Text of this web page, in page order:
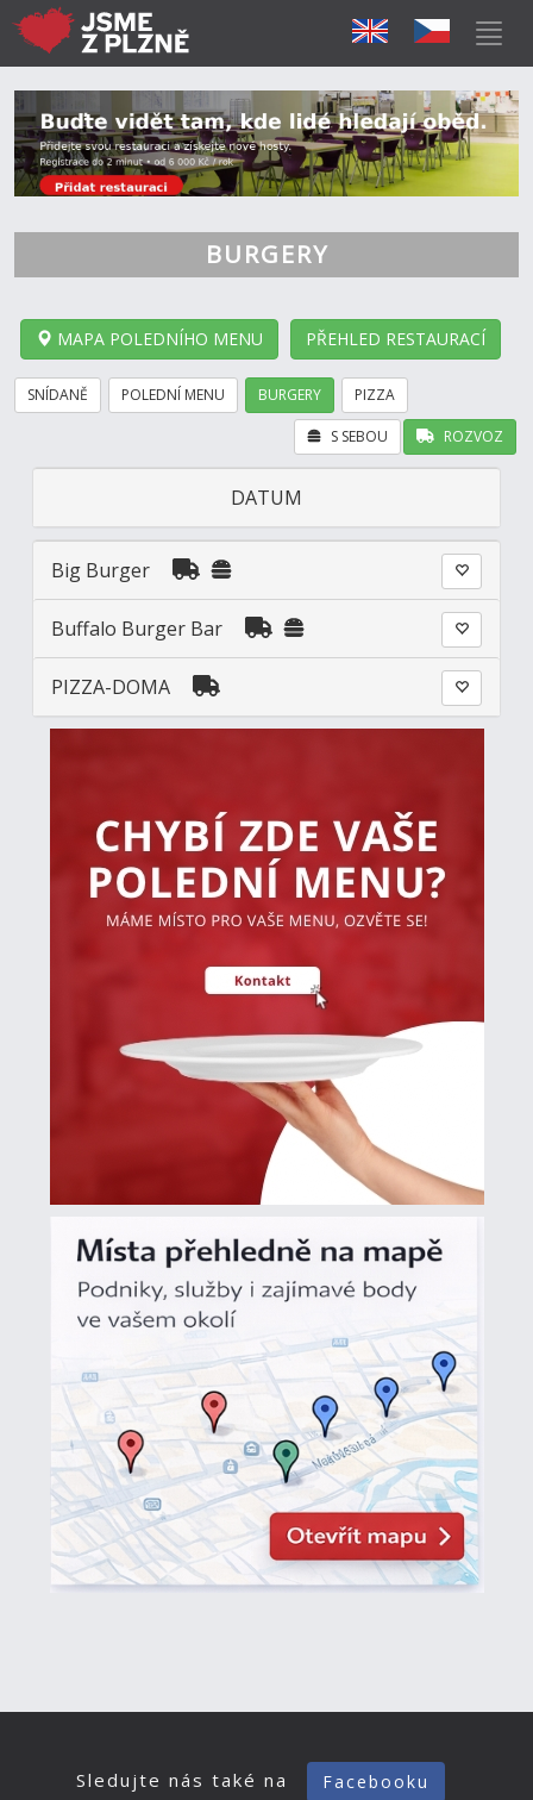
BURGERY
MAPA POLEDNÍHO MENU PŘEHLED RESTAURACÍ
SNÍDANĚ POLEDNÍ MENU BURGERY PIZZA
ROZVOZ
S SEBOU
DATUM
Big Burger
Buffalo Burger Bar
PIZZA-DOMA
Sledujte nás také na Facebooku